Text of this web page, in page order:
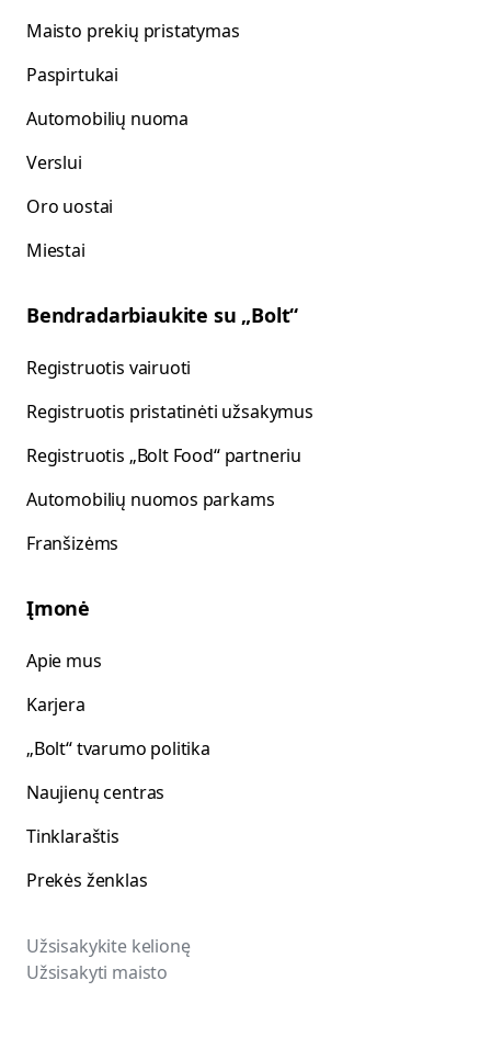
Maisto prekių pristatymas
Paspirtukai
Automobilių nuoma
Verslui
Oro uostai
Miestai
Bendradarbiaukite su „Bolt“
Registruotis vairuoti
Registruotis pristatinėti užsakymus
Registruotis „Bolt Food“ partneriu
Automobilių nuomos parkams
Franšizėms
Įmonė
Apie mus
Karjera
„Bolt“ tvarumo politika
Naujienų centras
Tinklaraštis
Prekės ženklas
Užsisakykite kelionę
Užsisakyti maisto